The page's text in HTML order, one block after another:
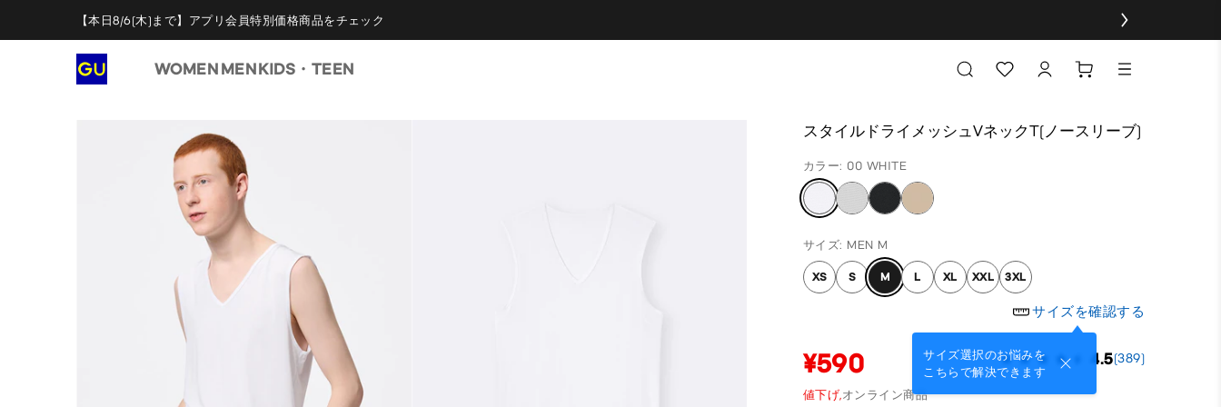
【本日8/6(木)まで】アプリ会員特別価格商品をチェック
WOMEN MENKIDS・TEEN
スタイルドライメッシュVネックT(ノースリーブ)
カラー: 00 WHITE
サイズ: MEN M
XS S M L XL XXL 3XL
サイズを確認する
サイズ選択のお悩みを
こちらで解決できます
¥590 4.5(389)
値下げ,オンライン商品